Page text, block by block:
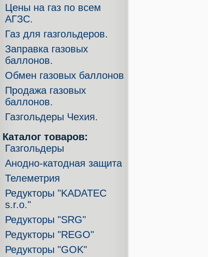
Цены на газ по всем
АГЗС.
Газ для газгольдеров.
Заправка газовых
баллонов.
Обмен газовых баллонов.
Продажа газовых
баллонов.
Газгольдеры Чехия.
Каталог товаров:
Газгольдеры
Анодно-катодная защита
Телеметрия
Редукторы "KADATEC
s.r.o."
Редукторы "SRG"
Редукторы "REGO"
Редукторы "GOK"